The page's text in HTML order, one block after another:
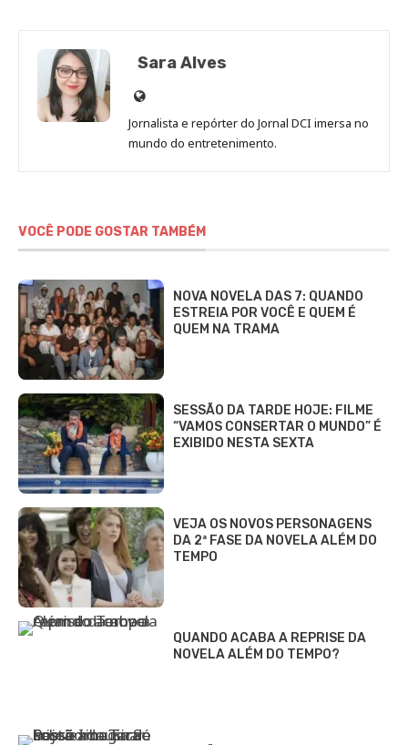
Sara Alves
Site
de
Sara
Jornalista e repórter do Jornal DCI imersa no
mundo do entretenimento.
VOCÊ PODE GOSTAR TAMBÉM
NOVA NOVELA DAS 7: QUANDO
ESTREIA POR VOCÊ E QUEM É
QUEM NA TRAMA
SESSÃO DA TARDE HOJE: FILME
“VAMOS CONSERTAR O MUNDO” É
EXIBIDO NESTA SEXTA
VEJA OS NOVOS PERSONAGENS
DA 2ª FASE DA NOVELA ALÉM DO
TEMPO
QUANDO ACABA A REPRISE DA
NOVELA ALÉM DO TEMPO?